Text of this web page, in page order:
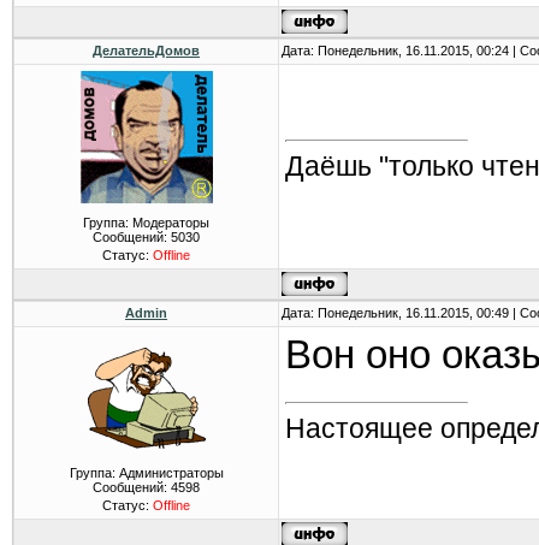
ДелательДомов Дата: Понедельник, 16.11.2015, 00:24 |
Группа: Модераторы
Сообщений: 5030
Статус: Offline
Даёшь "только
Admin Дата: Понедельник, 16.11.2015, 00:49 |
Группа: Администраторы
Сообщений: 4598
Статус: Offline
Вон оно
Настоящее